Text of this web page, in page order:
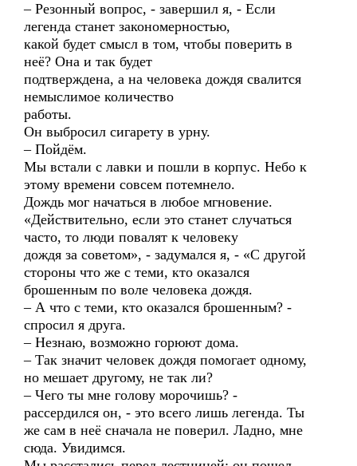
– Резонный вопрос, - завершил я, - Если
легенда станет закономерностью,
какой будет смысл в том, чтобы поверить в
неё? Она и так будет
подтверждена, а на человека дождя свалится
немыслимое количество
работы.
Он выбросил сигарету в урну.
– Пойдём.
Мы встали с лавки и пошли в корпус. Небо к
этому времени совсем потемнело.
Дождь мог начаться в любое мгновение.
«Действительно, если это станет случаться
часто, то люди повалят к человеку
дождя за советом», - задумался я, - «С другой
стороны что же с теми, кто оказался
брошенным по воле человека дождя.
– А что с теми, кто оказался брошенным? -
спросил я друга.
– Незнаю, возможно горюют дома.
– Так значит человек дождя помогает одному,
но мешает другому, не так ли?
– Чего ты мне голову морочишь? -
рассердился он, - это всего лишь легенда. Ты
же сам в неё сначала не поверил. Ладно, мне
сюда. Увидимся.